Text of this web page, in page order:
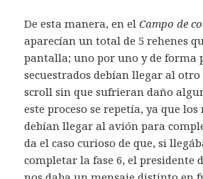
De esta manera, en elCampo de
aparecían un total de 5 rehenes
pantalla; uno por uno y de forma
secuestrados debían llegar al
scroll sin que sufrieran daño
este proceso se repetía, ya que los
debían llegar al avión para
da el caso curioso de que, si
completar la fase 6, el presidente